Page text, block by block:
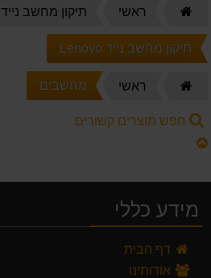
ראשי תיקון מחשב נייד
תיקון מחשב נייד Lenovo
ראשי מחשבים
חפש מוצרים קשורים
מידע כללי
דף הבית
אודותינו